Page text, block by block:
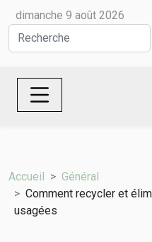
dimanche 9 août 2026
Accueil
Général
Comment recycler et
usagées